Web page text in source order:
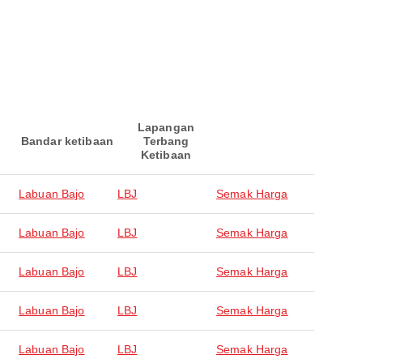
Bandar ketibaan
Lapangan
Terbang
Ketibaan
Labuan Bajo LBJ Semak Harga
Labuan Bajo LBJ Semak Harga
Labuan Bajo LBJ Semak Harga
Labuan Bajo LBJ Semak Harga
Labuan Bajo LBJ Semak Harga